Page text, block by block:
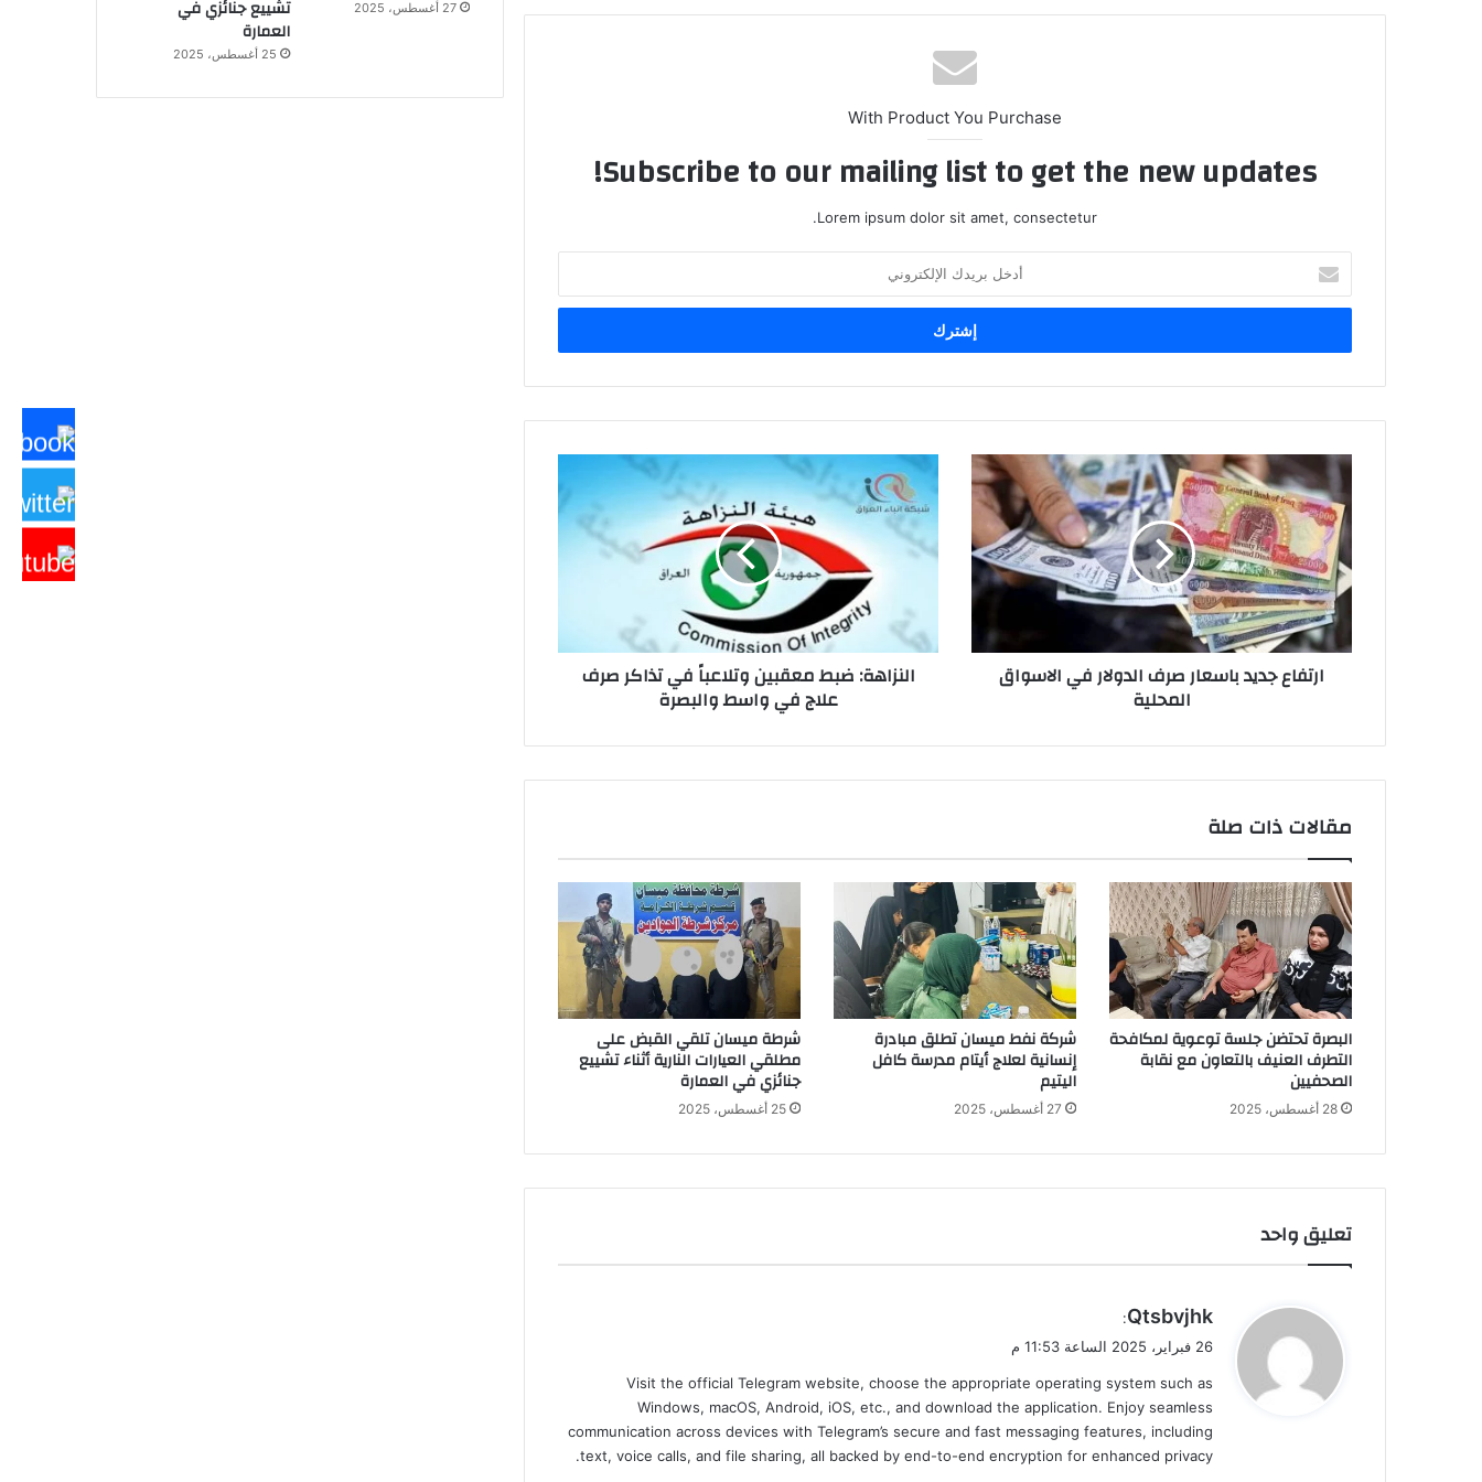
With Product You Purchase
Subscribe to our mailing list to get the new updates!
Lorem ipsum dolor sit amet, consectetur.
بريدك
الإلكتروني
ارتفاع
جديد
باسعار
صرف
الدولار
في
الاسواق
المحلية
ارتفاع جديد باسعار صرف الدولار في الاسواق
المحلية
النزاهة:
ضبط
معقبين
وتلاعباً
في
في
واسطالنزاهة: ضبط معقبين وتلاعباً في تذاكر صرف
علاج في واسط والبصرة
مقالات ذات صلة
البصرة تحتضن جلسة توعوية لمكافحة
التطرف العنيف بالتعاون مع نقابة
الصحفيين
28 أغسطس، 2025
شركة نفط ميسان تطلق مبادرة
إنسانية لعلاج أيتام مدرسة كافل
اليتيم
27 أغسطس، 2025
شرطة ميسان تلقي القبض على
مطلقي العيارات النارية أثناء تشييع
جنائزي في العمارة
25 أغسطس، 2025
تعليق واحد
ي
ق
ل
Qtsbvjhk
:
26 فبراير، 2025 الساعة 11:53 م
Visit the official Telegram website, choose the appropriate operating system such as
Windows, macOS, Android, iOS, etc., and download the application. Enjoy seamless
communication across devices with Telegram’s secure and fast messaging features, including
text, voice calls, and file sharing, all backed by end-to-end encryption for enhanced privacy.
27 أغسطس، 2025
تشييع جنائزي في
العمارة
25 أغسطس، 2025